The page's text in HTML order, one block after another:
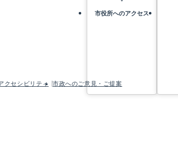
市役所へのアクセス
クセシビリティ 市政へのご意見・ご提案